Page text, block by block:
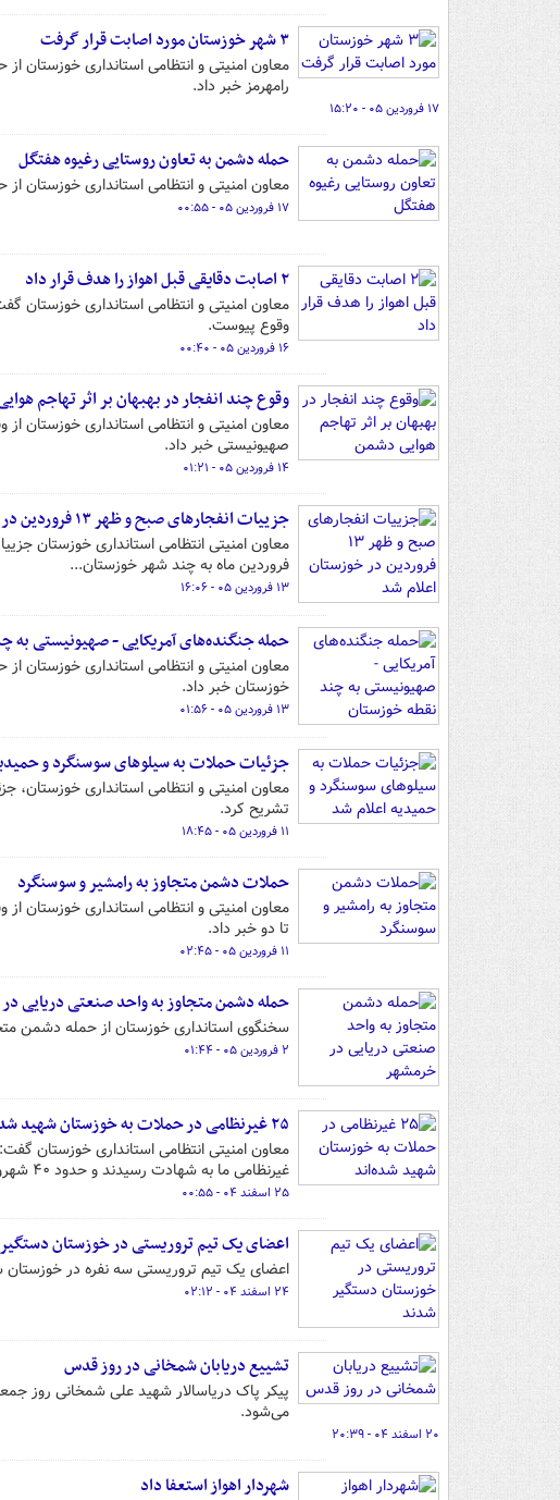
۳ شهر خوزستان مورد اصابت قرار گرفت
معاون امنیتی و انتظامی استانداری خوزستان
رامهرمز خبر داد.
۱۷ فروردین ۰۵ - ۱۵:۲۰
حمله دشمن به تعاون روستایی رغیوه هفتگل
معاون امنیتی و انتظامی استانداری خوزستان
۱۷ فروردین ۰۵ - ۰۰:۵۵
۲ اصابت دقایقی قبل اهواز را هدف قرار داد
معاون امنیتی و انتظامی استانداری خوزستان
وقوع پیوست.
۱۶ فروردین ۰۵ - ۰۰:۴۰
وقوع چند انفجار در بهبهان بر اثر تهاجم
معاون امنیتی و انتظامی استانداری خوزستان
صهیونیستی خبر داد.
۱۴ فروردین ۰۵ - ۰۱:۲۱
جزییات انفجارهای صبح و ظهر ۱۳ فروردین در خوزستان اعلام شد
فروردین ماه به چند شهر خوزستان...
۱۳ فروردین ۰۵ - ۱۶:۰۶
حمله جنگنده‌های آمریکایی - صهیونیستی به
معاون امنیتی و انتظامی استانداری خوزستان
خوزستان خبر داد.
۱۳ فروردین ۰۵ - ۰۱:۵۶
جزئیات حملات به سیلوهای سوسنگرد و
معاون امنیتی و انتظامی استانداری
تشریح کرد.
۱۱ فروردین ۰۵ - ۱۸:۴۵
حملات دشمن متجاوز به رامشیر و سوسنگرد
تا دو خبر داد.
۱۱ فروردین ۰۵ - ۰۲:۴۵
حمله دشمن متجاوز به واحد صنعتی دریایی
سخنگوی استانداری خوزستان از حمله دشمن
۲ فروردین ۰۵ - ۰۱:۴۴
۲۵ غیرنظامی در حملات به خوزستان شهید شده‌اند
غیرنظامی ما به شهادت رسیدند و حدود ۴۰ شهروند نیز مجروح شدند.
۲۵ اسفند ۰۴ - ۰۰:۵۵
اعضای یک تیم تروریستی در خوزستان
اعضای یک تیم تروریستی سه‌ نفره در
۲۴ اسفند ۰۴ - ۰۲:۱۲
تشییع دریابان شمخانی در روز قدس
پیکر پاک دریاسالار شهید علی شمخانی روز
می‌شود.
۲۰ اسفند ۰۴ - ۲۰:۳۹
شهردار اهواز استعفا داد